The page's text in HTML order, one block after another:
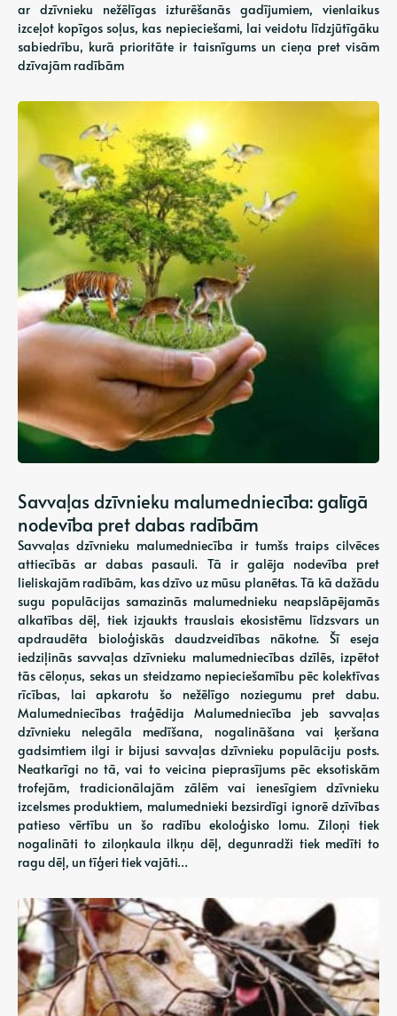
ar dzīvnieku nežēlīgas izturēšanās gadījumiem, vienlaikus
izceļot kopīgos soļus, kas nepieciešami, lai veidotu līdzjūtīgāku
sabiedrību, kurā prioritāte ir taisnīgums un cieņa pret visām
dzīvajām radībām
Savvaļas dzīvnieku malumedniecība: galīgā
nodevība pret dabas radībām
Savvaļas dzīvnieku malumedniecība ir tumšs traips cilvēces
attiecībās ar dabas pasauli. Tā ir galēja nodevība pret
lieliskajām radībām, kas dzīvo uz mūsu planētas. Tā kā dažādu
sugu populācijas samazinās malumednieku neapslāpējamās
alkatības dēļ, tiek izjaukts trauslais ekosistēmu līdzsvars un
apdraudēta bioloģiskās daudzveidības nākotne. Šī eseja
iedziļinās savvaļas dzīvnieku malumedniecības dzīlēs, izpētot
tās cēloņus, sekas un steidzamo nepieciešamību pēc kolektīvas
rīcības, lai apkarotu šo nežēlīgo noziegumu pret dabu.
Malumedniecības traģēdija Malumedniecība jeb savvaļas
dzīvnieku nelegāla medīšana, nogalināšana vai ķeršana
gadsimtiem ilgi ir bijusi savvaļas dzīvnieku populāciju posts.
Neatkarīgi no tā, vai to veicina pieprasījums pēc eksotiskām
trofejām, tradicionālajām zālēm vai ienesīgiem dzīvnieku
izcelsmes produktiem, malumednieki bezsirdīgi ignorē dzīvības
patieso vērtību un šo radību ekoloģisko lomu. Ziloņi tiek
nogalināti to ziloņkaula ilkņu dēļ, degunradži tiek medīti to
ragu dēļ, un tīģeri tiek vajāti…